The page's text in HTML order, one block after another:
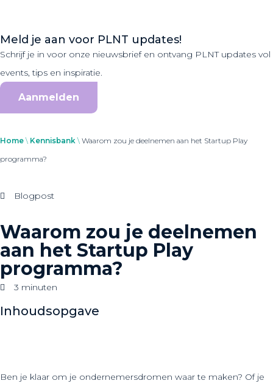
Meld je aan voor PLNT updates!
Schrijf je in voor onze nieuwsbrief en ontvang PLNT updates vol
events, tips en inspiratie.
Aanmelden
Home\ Kennisbank\ Waarom zou je deelnemen aan het Startup Play
programma?
Blogpost
Waarom zou je deelnemen
aan het Startup Play
programma?
3 minuten
Inhoudsopgave
Ben je klaar om je ondernemersdromen waar te maken? Of je